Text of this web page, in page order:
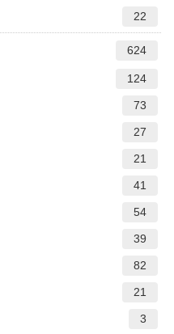
22
624
124
73
27
21
41
54
39
82
21
3